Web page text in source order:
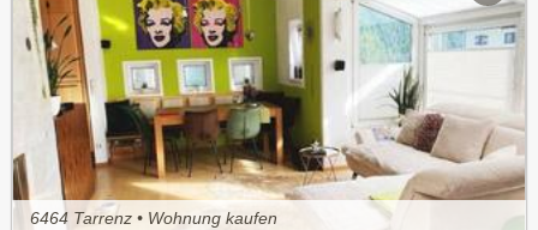
6464 Tarrenz • Wohnung kaufen